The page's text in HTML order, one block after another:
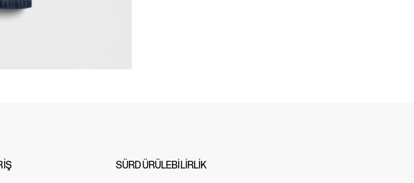
SÜRDÜRÜLEBİLİRLİK